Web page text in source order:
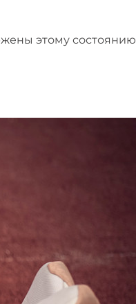
этому состоянию